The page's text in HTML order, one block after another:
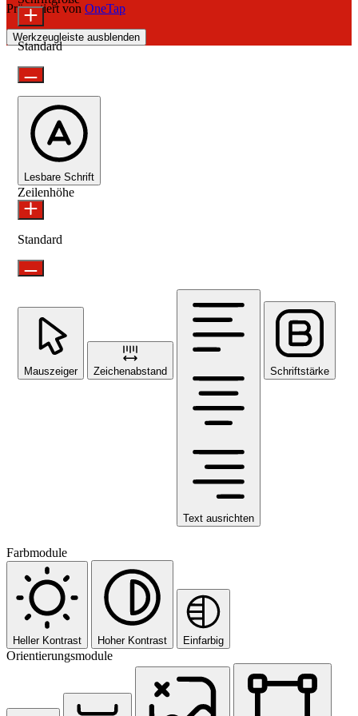
Präsentiert von OneTap
Werkzeugleiste ausblenden
Standard
Lesbare Schrift
Zeilenhöhe
Standard
Mauszeiger Zeichenabstand
Text ausrichten
Schriftstärke
Farbmodule
Heller Kontrast Hoher Kontrast Einfarbig
Orientierungsmodule